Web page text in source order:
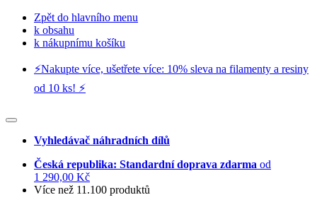
Zpět do hlavního menu
k obsahu
k nákupnímu košíku
⚡️Nakupte více, ušetřete více: 10% sleva na filamenty a resiny
od 10 ks! ⚡️
Vyhledávač náhradních dílů
Česká republika: Standardní doprava zdarma od
1 290,00 Kč
Více než 11.100 produktů